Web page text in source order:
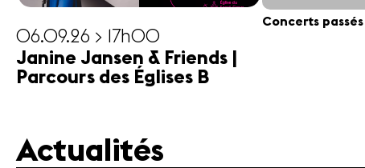
06.09.26 > 17h00
Janine Jansen & Friends |
Parcours des Églises B
Concerts passés
Actualités